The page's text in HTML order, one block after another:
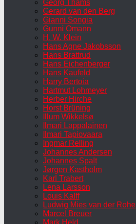
Georg Thams
Gerard van den Berg
Gianni Songia
Gunni Omann
H. W. Klein
Hans Agne Jakobsson
Hans Brattrud
Hans Eichenberger
Hans Kaufeld
Harry Bertoia
Hartmut Lohmeyer
Herber Hirche
Horst Brüning
Illum Wikkelsø
Ilmari Lappalainen
Ilmari Tapiovaara
Ingmar Relling
Johannes Andersen
Johannes Spalt
Jørgen Kastholm
Karl Trabert
Lena Larsson
Louis Kalff
Ludwig Mies van der Rohe
Marcel Breuer
Mark Held